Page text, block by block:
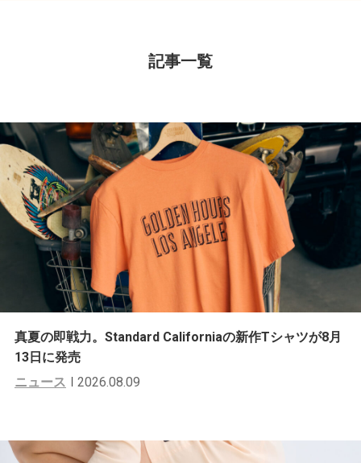
記事一覧
真夏の即戦力。Standard Californiaの新作Tシャツが8月
13日に発売
ニュース
2026.08.09